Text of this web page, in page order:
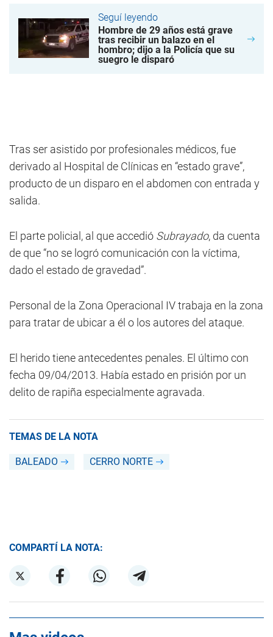
Seguí leyendo
Hombre de 29 años está grave
tras recibir un balazo en el
hombro; dijo a la Policía que su
suegro le disparó
Tras ser asistido por profesionales médicos, fue
derivado al Hospital de Clínicas en “estado grave”,
producto de un disparo en el abdomen con entrada y
salida.
El parte policial, al que accedió Subrayado, da cuenta
de que “no se logró comunicación con la víctima,
dado el estado de gravedad”.
Personal de la Zona Operacional IV trabaja en la zona
para tratar de ubicar a él o los autores del ataque.
El herido tiene antecedentes penales. El último con
fecha 09/04/2013. Había estado en prisión por un
delito de rapiña especialmente agravada.
TEMAS DE LA NOTA
BALEADO CERRO NORTE
COMPARTÍ LA NOTA: